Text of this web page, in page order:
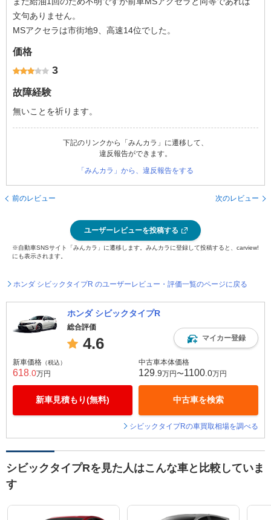
文句ありません。
MSアクセラは市街地9、高速14位でした。
価格
3
故障経験
無いことを祈ります。
下記のリンクから「みんカラ」に遷移して、
違反報告ができます。
「みんカラ」から、違反報告をする
前のレビュー 次のレビュー
ユーザーレビューを投稿する
※自動車SNSサイト「みんカラ」に遷移します。みんカラに登録して投稿すると、carview!
にも表示されます。
ホンダ シビックタイプR のユーザーレビュー・評価一覧のページに戻る
ホンダ シビックタイプR
総合評価
4.6 マイカー登録
新車価格 （税込）
618 .0万円
新車見積もり(無料)
中古車本体価格
129 .9万円〜1100 .0万円
中古車を検索
シビックタイプRの車買取相場を調べる
シビックタイプRを見た人はこんな車と比較していま
す